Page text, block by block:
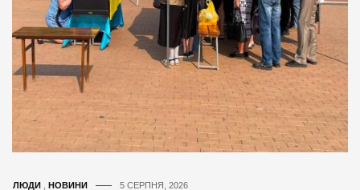
ЛЮДИ НОВИНИ 5 СЕРПНЯ, 2026